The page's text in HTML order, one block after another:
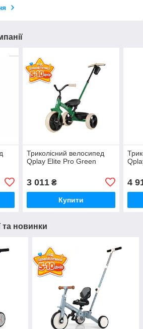
Триколісний велосипед
Qplay Elite Pro Green
3 011₴
Купити
4
та новинки